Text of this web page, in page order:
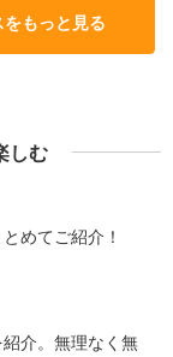
もっと見る
しむ
めてご紹介！
介。無理なく無